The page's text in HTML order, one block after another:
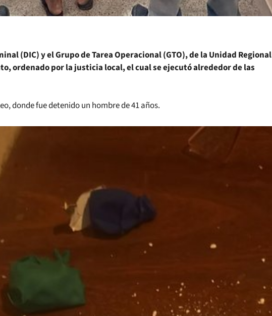
(DIC) y el Grupo de Tarea Operacional (GTO), de la Unidad Regional
ordenado por la justicia local, el cual se ejecutó alrededor de las
donde fue detenido un hombre de 41 años.